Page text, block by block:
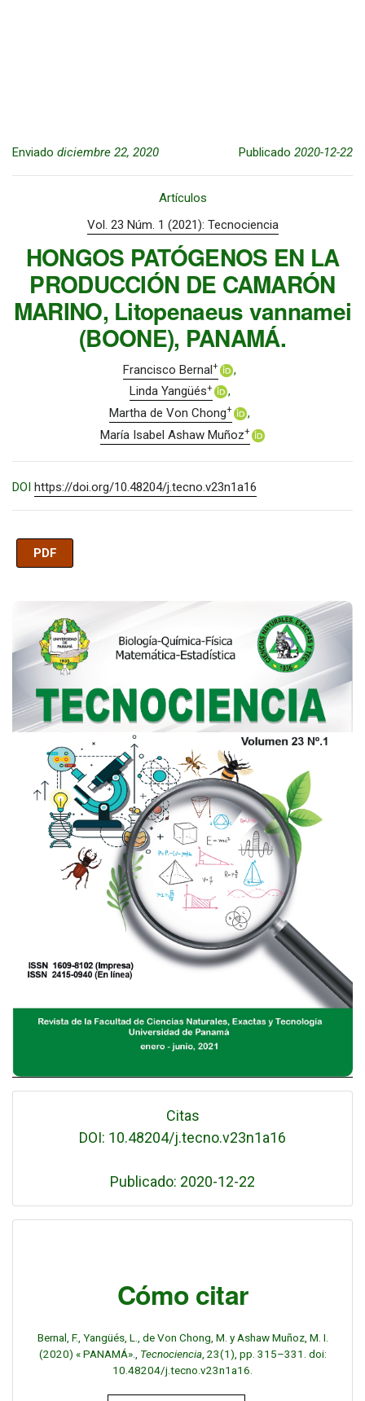
Enviado diciembre 22, 2020 Publicado 2020-12-22
Artículos
Vol. 23 Núm. 1 (2021): Tecnociencia
HONGOS PATÓGENOS EN LA
PRODUCCIÓN DE CAMARÓN
MARINO, Litopenaeus vannamei
(BOONE), PANAMÁ.
Francisco Bernal+
Linda Yangüés+
Martha de Von Chong+
María Isabel Ashaw Muñoz+
DOI https://doi.org/10.48204/j.tecno.v23n1a16
PDF
Imagen de portada
Citas
DOI: 10.48204/j.tecno.v23n1a16
Publicado: 2020-12-22
Cómo citar
Bernal, F., Yangüés, L., de Von Chong, M. y Ashaw Muñoz, M. I.
(2020) « PANAMÁ»., Tecnociencia, 23(1), pp. 315–331. doi:
10.48204/j.tecno.v23n1a16.